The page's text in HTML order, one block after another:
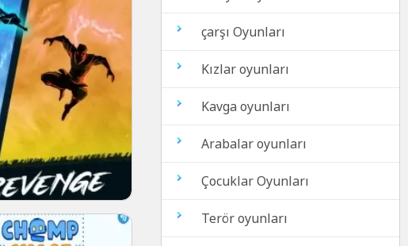
çarşı Oyunları
Kızlar oyunları
Kavga oyunları
Arabalar oyunları
Çocuklar Oyunları
Terör oyunları